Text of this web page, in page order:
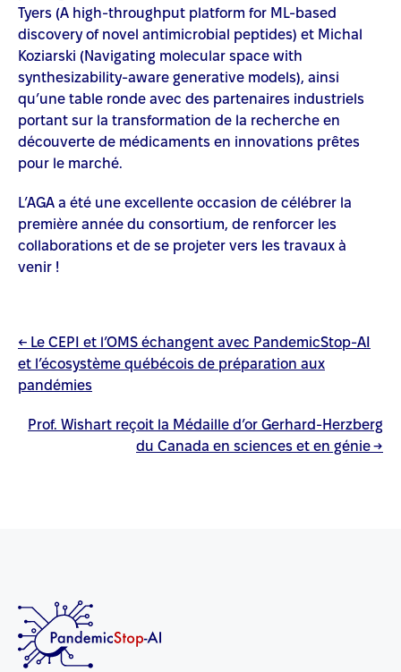
Tyers (A high-throughput platform for ML-based
discovery of novel antimicrobial peptides) et Michal
Koziarski (Navigating molecular space with
synthesizability-aware generative models), ainsi
qu’une table ronde avec des partenaires industriels
portant sur la transformation de la recherche en
découverte de médicaments en innovations prêtes
pour le marché.
L’AGA a été une excellente occasion de célébrer la
première année du consortium, de renforcer les
collaborations et de se projeter vers les travaux à
venir !
Post
navigation
← Le CEPI et l’OMS échangent avec PandemicStop-AI
et l’écosystème québécois de préparation aux
pandémies
Prof. Wishart reçoit la Médaille d’or Gerhard-Herzberg
du Canada en sciences et en génie→